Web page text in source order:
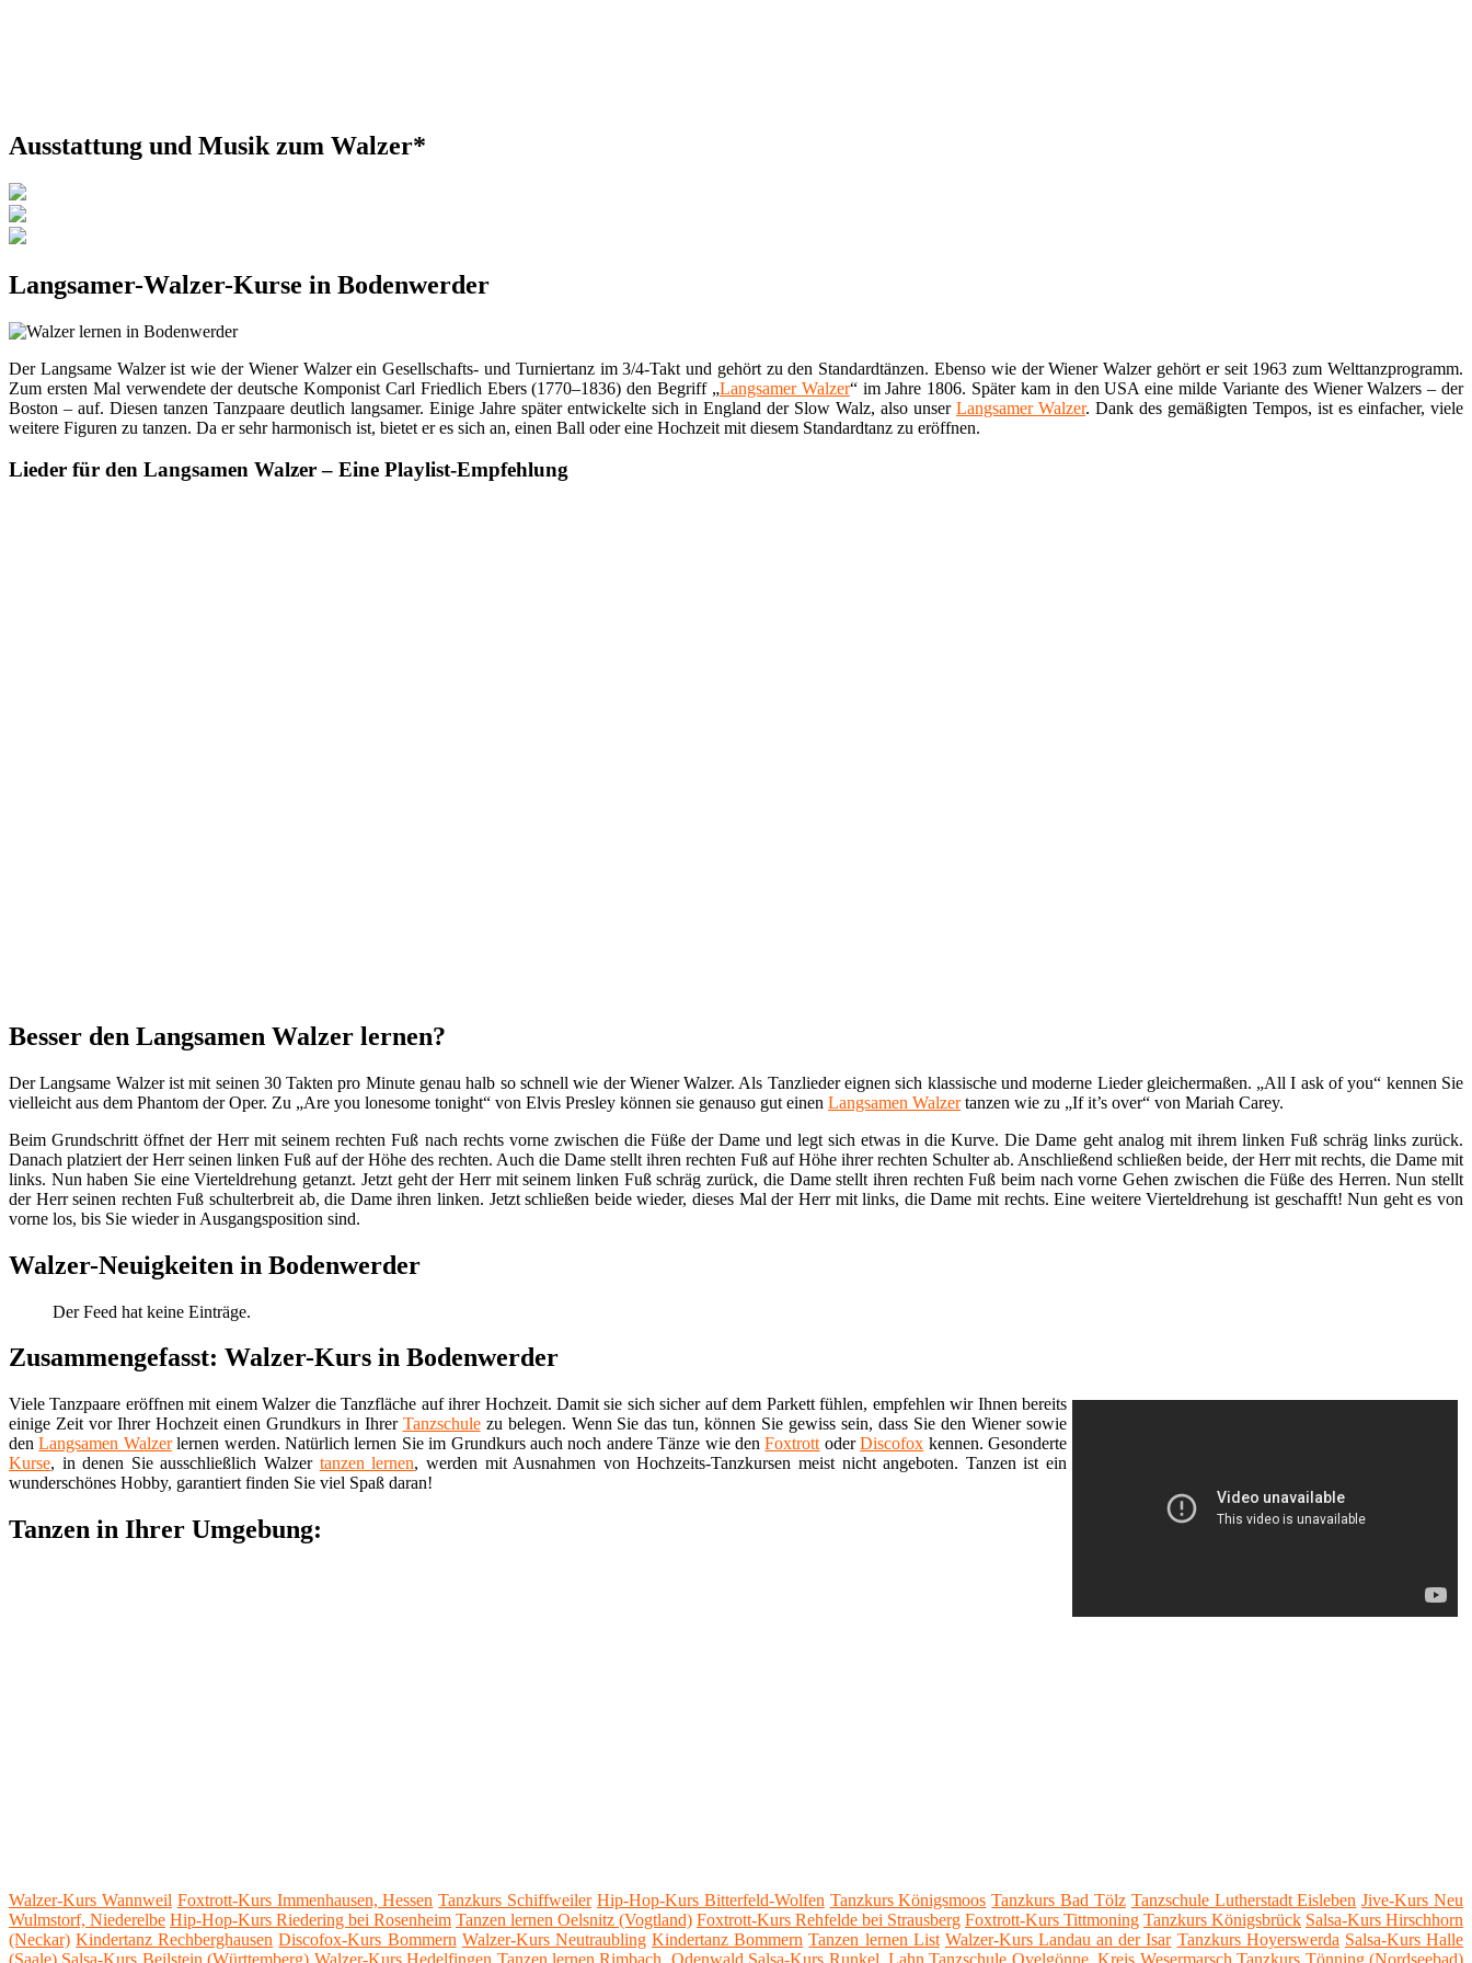
Ausstattung und Musik zum Walzer*
Langsamer-Walzer-Kurse in Bodenwerder
Der Langsame Walzer ist wie der Wiener Walzer ein Gesellschafts- und Turniertanz im 3/4-Takt und gehört zu den Standardtänzen. Ebenso wie der Wiener Walzer gehört er seit 1963 zum Welttanzprogramm.
Zum ersten Mal verwendete der deutsche Komponist Carl Friedlich Ebers (1770–1836) den Begriff „Langsamer Walzer“ im Jahre 1806. Später kam in den USA eine milde Variante des Wiener Walzers – der
Boston – auf. Diesen tanzen Tanzpaare deutlich langsamer. Einige Jahre später entwickelte sich in England der Slow Walz, also unser Langsamer Walzer. Dank des gemäßigten Tempos, ist es einfacher, viele
weitere Figuren zu tanzen. Da er sehr harmonisch ist, bietet er es sich an, einen Ball oder eine Hochzeit mit diesem Standardtanz zu eröffnen.
Lieder für den Langsamen Walzer – Eine Playlist-Empfehlung
Besser den Langsamen Walzer lernen?
Der Langsame Walzer ist mit seinen 30 Takten pro Minute genau halb so schnell wie der Wiener Walzer. Als Tanzlieder eignen sich klassische und moderne Lieder gleichermaßen. „All I ask of you“ kennen Sie
vielleicht aus dem Phantom der Oper. Zu „Are you lonesome tonight“ von Elvis Presley können sie genauso gut einen Langsamen Walzertanzen wie zu „If it’s over“ von Mariah Carey.
Beim Grundschritt öffnet der Herr mit seinem rechten Fuß nach rechts vorne zwischen die Füße der Dame und legt sich etwas in die Kurve. Die Dame geht analog mit ihrem linken Fuß schräg links zurück.
Danach platziert der Herr seinen linken Fuß auf der Höhe des rechten. Auch die Dame stellt ihren rechten Fuß auf Höhe ihrer rechten Schulter ab. Anschließend schließen beide, der Herr mit rechts, die Dame mit
links. Nun haben Sie eine Vierteldrehung getanzt. Jetzt geht der Herr mit seinem linken Fuß schräg zurück, die Dame stellt ihren rechten Fuß beim nach vorne Gehen zwischen die Füße des Herren. Nun stellt
der Herr seinen rechten Fuß schulterbreit ab, die Dame ihren linken. Jetzt schließen beide wieder, dieses Mal der Herr mit links, die Dame mit rechts. Eine weitere Vierteldrehung ist geschafft! Nun geht es von
vorne los, bis Sie wieder in Ausgangsposition sind.
Walzer-Neuigkeiten in Bodenwerder
Der Feed hat keine Einträge.
Zusammengefasst: Walzer-Kurs in Bodenwerder
Viele Tanzpaare eröffnen mit einem Walzer die Tanzfläche auf ihrer Hochzeit. Damit sie sich sicher auf dem Parkett fühlen, empfehlen wir Ihnen bereits
einige Zeit vor Ihrer Hochzeit einen Grundkurs in Ihrer Tanzschulezu belegen. Wenn Sie das tun, können Sie gewiss sein, dass Sie den Wiener sowie
denLangsamen Walzerlernen werden. Natürlich lernen Sie im Grundkurs auch noch andere Tänze wie denFoxtrott oderDiscofox kennen. Gesonderte
Kurse, in denen Sie ausschließlich Walzer tanzen lernen, werden mit Ausnahmen von Hochzeits-Tanzkursen meist nicht angeboten. Tanzen ist ein
wunderschönes Hobby, garantiert finden Sie viel Spaß daran!
Tanzen in Ihrer Umgebung:
Walzer-Kurs Wannweil Foxtrott-Kurs Immenhausen, Hessen Tanzkurs Schiffweiler Hip-Hop-Kurs Bitterfeld-Wolfen Tanzkurs Königsmoos Tanzkurs Bad Tölz Tanzschule Lutherstadt Eisleben Jive-Kurs Neu
Wulmstorf, Niederelbe Hip-Hop-Kurs Riedering bei Rosenheim Tanzen lernen Oelsnitz (Vogtland) Foxtrott-Kurs Rehfelde bei Strausberg Foxtrott-Kurs Tittmoning Tanzkurs Königsbrück Salsa-Kurs Hirschhorn
(Neckar) Kindertanz Rechberghausen Discofox-Kurs Bommern Walzer-Kurs Neutraubling Kindertanz Bommern Tanzen lernen List Walzer-Kurs Landau an der Isar Tanzkurs Hoyerswerda Salsa-Kurs Halle